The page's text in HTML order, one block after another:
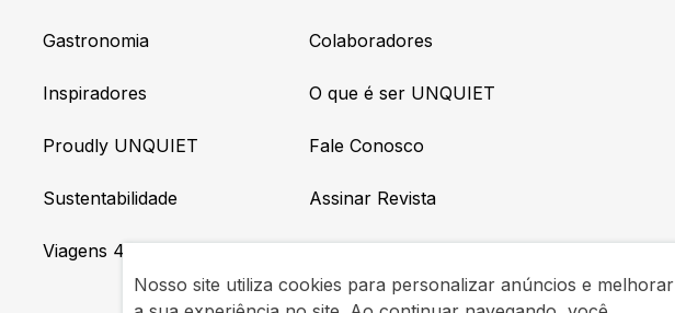
Gastronomia
Inspiradores
Proudly UNQUIET
Sustentabilidade
Viagens 4×4
Colaboradores
O que é ser UNQUIET
Fale Conosco
Assinar Revista
Nosso site utiliza cookies para personalizar anúncios e melhorar